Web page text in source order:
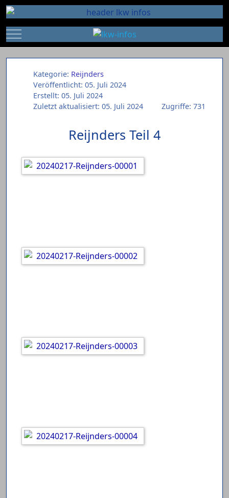
Mobile Menu Toggle
Kategorie: Reijnders
Veröffentlicht: 05. Juli 2024
Erstellt: 05. Juli 2024
Zuletzt aktualisiert: 05. Juli 2024
Zugriffe: 731
Reijnders Teil 4